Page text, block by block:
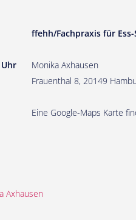
ffehh/Fachpraxis für
Monika Axhausen
Frauenthal 8, 20149
Eine Google-Maps Karte
Axhausen